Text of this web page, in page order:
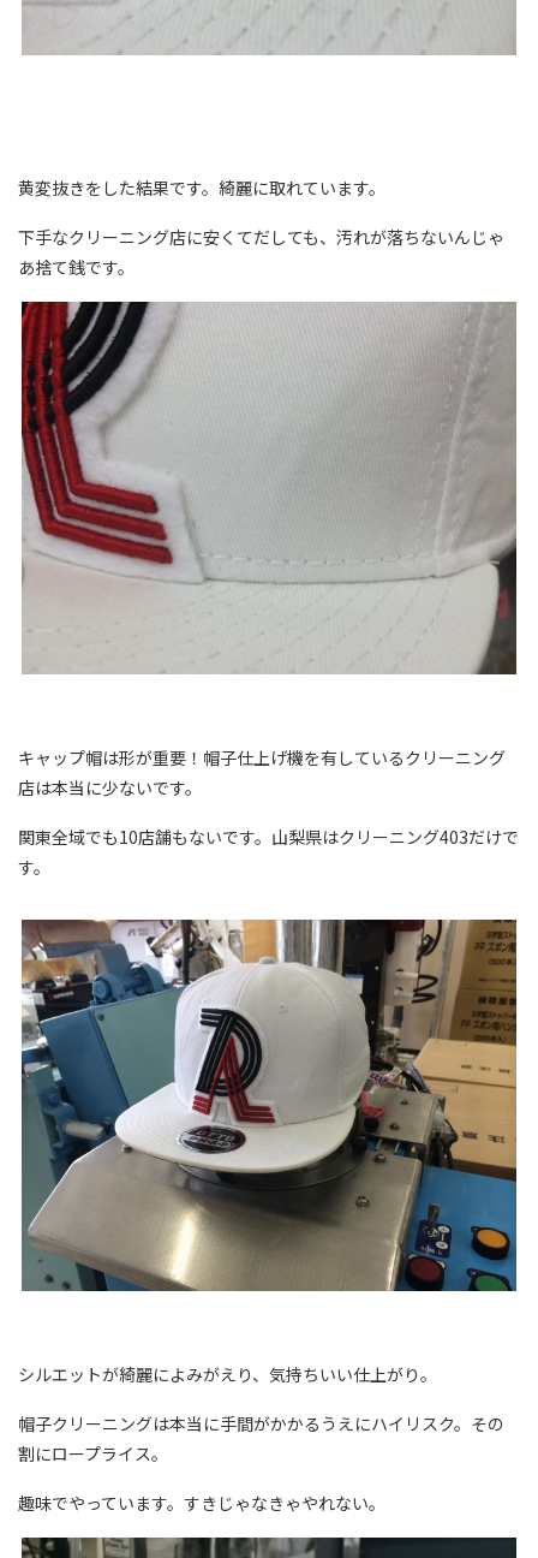
黄変抜きをした結果です。綺麗に取れています。
下手なクリーニング店に安くてだしても、汚れが落ちないんじゃ
あ捨て銭です。
キャップ帽は形が重要！帽子仕上げ機を有しているクリーニング
店は本当に少ないです。
関東全域でも10店舗もないです。山梨県はクリーニング403だけで
す。
シルエットが綺麗によみがえり、気持ちいい仕上がり。
帽子クリーニングは本当に手間がかかるうえにハイリスク。その
割にロープライス。
趣味でやっています。すきじゃなきゃやれない。